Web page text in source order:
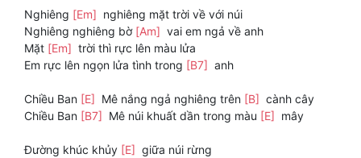
Nghiêng [Em] nghiêng mặt trời về với núi
Nghiêng nghiêng bờ [Am] vai em ngả về anh
Mặt [Em] trời thì rực lên màu lửa
Em rực lên ngọn lửa tình trong [B7] anh
Chiều Ban [E] Mê nắng ngả nghiêng trên [B] cành cây
Chiều Ban [B7] Mê núi khuất dần trong màu [E] mây
Đường khúc khủy [E] giữa núi rừng